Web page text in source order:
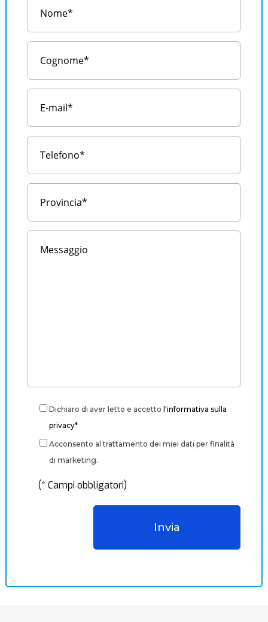
Dichiaro di aver letto e accetto l'informativa sulla
privacy*
Acconsento al trattamento dei miei dati per finalità
di marketing.
(* Campi obbligatori)